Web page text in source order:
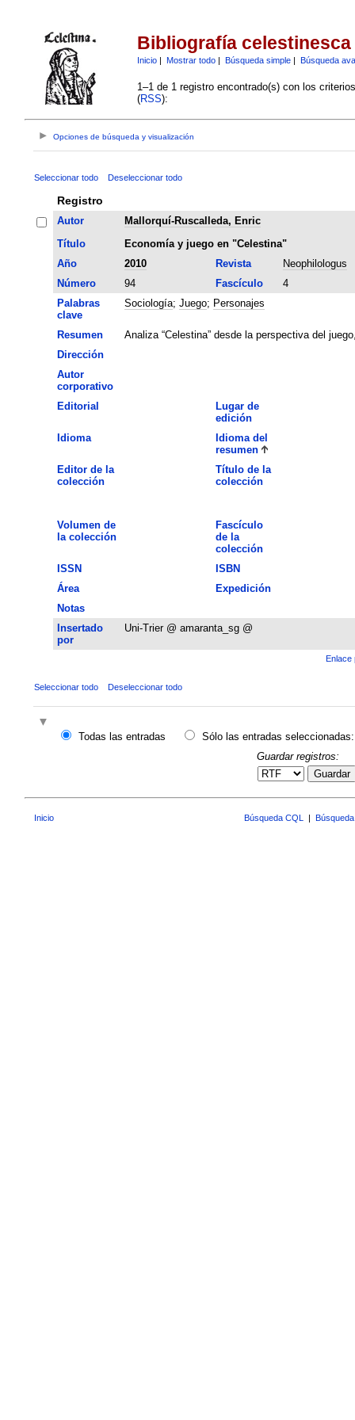
Bibliografía celestinesca
Inicio| Mostrar todo| Búsqueda simple| Búsqueda
1–1 de 1 registro encontrado(s) con los
(RSS):
Opciones de búsqueda y visualización
Seleccionar todo Deseleccionar todo
Registro
Autor
Mallorquí-Ruscalleda, Enric
Título
Economía y juego en "Celestina"
Año
2010 Revista
Neophilologus
Número
94 Fascículo
4
Palabras
clave
Sociología; Juego; Personajes
Resumen
Analiza “Celestina” desde la perspectiva del
Dirección
Autor
corporativo
Editorial
Lugar de
edición
Idioma
Idioma del
resumen
Editor de la
colección
Título de la
colección
Volumen de
la colección
Fascículo
de la
colección
ISSN
ISBN
Área
Expedición
Notas
Insertado
por
Uni-Trier @ amaranta_sg @
Enlace
Seleccionar todo Deseleccionar todo
Todas las entradas
Sólo las entradas seleccionadas:
Guardar registros:
Guardar
Inicio Búsqueda CQL